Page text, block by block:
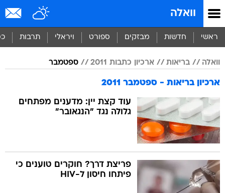
וואלה
ראשי חדשות מבזקים ספורט ויראלי תרבות
וואלה בריאות ארכיון כתבות 2011 ספטמבר
ארכיון בריאות - ספטמבר 2011
עוד קצת יין: מדענים מפתחים
גלולה נגד "הנגאובר"
פריצת דרך? חוקרים טוענים כי
פיתחו חיסון ל-HIV